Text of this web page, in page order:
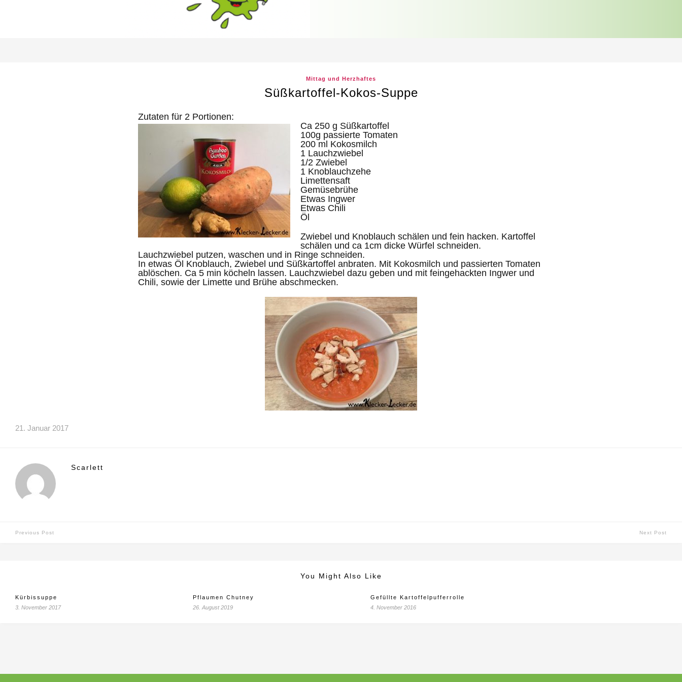
Mittag und Herzhaftes
Süßkartoffel-Kokos-Suppe
Zutaten für 2 Portionen:
Ca 250 g Süßkartoffel
100g passierte Tomaten
200 ml Kokosmilch
1 Lauchzwiebel
1/2 Zwiebel
1 Knoblauchzehe
Limettensaft
Gemüsebrühe
Etwas Ingwer
Etwas Chili
Öl
Zwiebel und Knoblauch schälen und fein hacken. Kartoffel
schälen und ca 1cm dicke Würfel schneiden.
Lauchzwiebel putzen, waschen und in Ringe schneiden.
In etwas Öl Knoblauch, Zwiebel und Süßkartoffel anbraten. Mit Kokosmilch und passierten Tomaten
ablöschen. Ca 5 min köcheln lassen. Lauchzwiebel dazu geben und mit feingehackten Ingwer und
Chili, sowie der Limette und Brühe abschmecken.
21. Januar 2017
Scarlett
Previous Post Next Post
You Might Also Like
Kürbissuppe
3. November 2017
Pflaumen Chutney
26. August 2019
Gefüllte Kartoffelpufferrolle
4. November 2016